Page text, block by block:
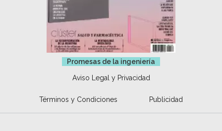
Promesas de la ingeniería
Aviso Legal y Privacidad
Términos y Condiciones Publicidad